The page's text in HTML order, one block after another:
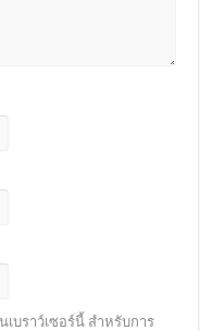
บราว์เซอร์นี้ สำหรับการ